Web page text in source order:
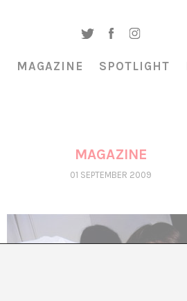
MAGAZINE SPOTLIGHT
MAGAZINE
01 SEPTEMBER 2009